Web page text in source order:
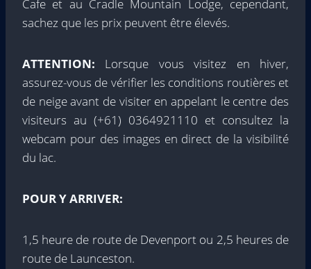
Cafe et au Cradle Mountain Lodge, cependant,
sachez que les prix peuvent être élevés.
ATTENTION: Lorsque vous visitez en hiver,
assurez-vous de vérifier les conditions routières et
de neige avant de visiter en appelant le centre des
visiteurs au (+61) 0364921110 et consultez la
webcam pour des images en direct de la visibilité
du lac.
POUR Y ARRIVER:
1,5 heure de route de Devenport ou 2,5 heures de
route de Launceston.